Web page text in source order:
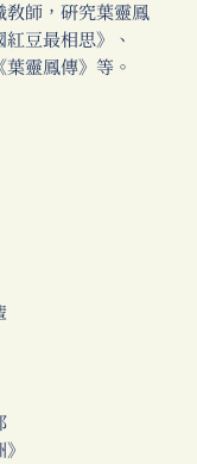
教師，研究葉靈鳳
豆最相思》、
葉靈鳳傳》等。